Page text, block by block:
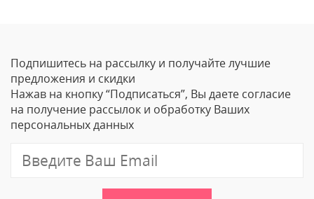
Ваше Имя
Email
Подпишитесь на рассылку и получайте лучшие
предложения и скидки
Нажав на кнопку “Подписаться”, Вы даете согласие
на получение рассылок и обработку Ваших
персональных данных